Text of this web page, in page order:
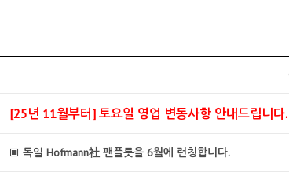
[25년 11월부터] 토요일 영업 변동사항 안내드립니다.
▣ 독일 Hofmann社 팬플릇을 6월에 런칭합니다.